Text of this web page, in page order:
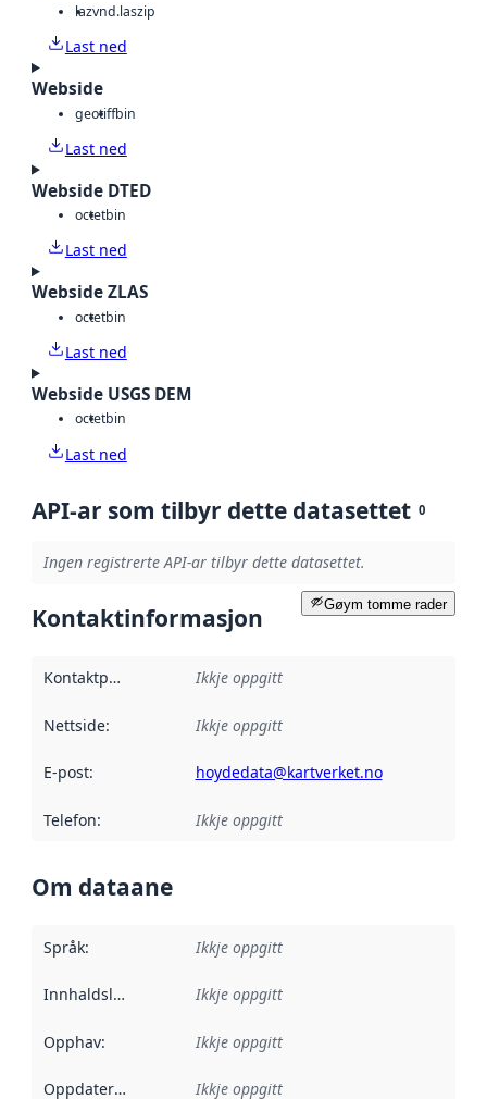
lazvnd.laszip
Last ned
Webside
geotiffbin
Last ned
Webside DTED
octetbin
Last ned
Webside ZLAS
octetbin
Last ned
Webside USGS DEM
octetbin
Last ned
API-ar som tilbyr dette datasettet 0
Ingen registrerte API-ar tilbyr dette datasettet.
Gøym tomme rader
Kontaktinformasjon
Kontaktpunkt Ikkje oppgitt
Nettside: Ikkje oppgitt
E-post: hoydedata@kartverket.no
Telefon: Ikkje oppgitt
Om dataane
Språk: Ikkje oppgitt
Innhaldsleverandørar :
Ikkje oppgitt
Opphav: Ikkje oppgitt
Oppdateringsfrekvens :
Ikkje oppgitt